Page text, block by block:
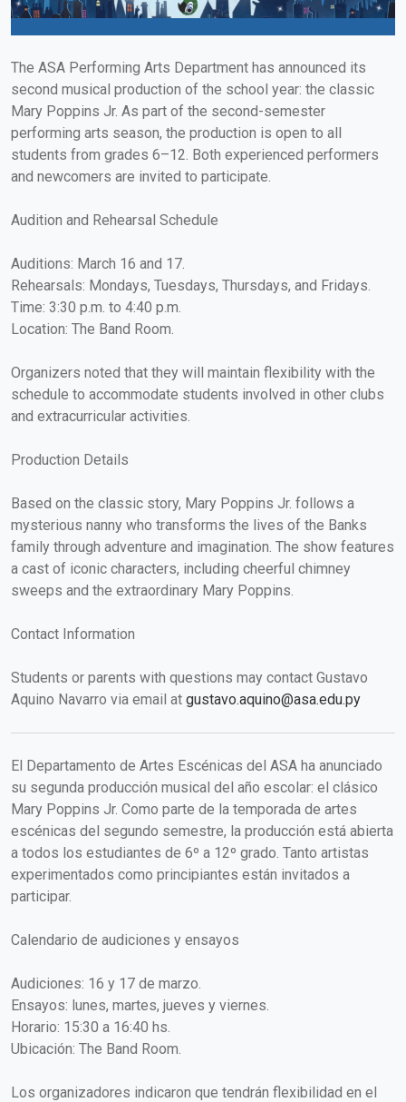
The ASA Performing Arts Department has announced its
second musical production of the school year: the classic
Mary Poppins Jr. As part of the second-semester
performing arts season, the production is open to all
students from grades 6–12. Both experienced performers
and newcomers are invited to participate.
Audition and Rehearsal Schedule
Auditions: March 16 and 17.
Rehearsals: Mondays, Tuesdays, Thursdays, and Fridays.
Time: 3:30 p.m. to 4:40 p.m.
Location: The Band Room.
Organizers noted that they will maintain flexibility with the
schedule to accommodate students involved in other clubs
and extracurricular activities.
Production Details
Based on the classic story, Mary Poppins Jr. follows a
mysterious nanny who transforms the lives of the Banks
family through adventure and imagination. The show features
a cast of iconic characters, including cheerful chimney
sweeps and the extraordinary Mary Poppins.
Contact Information
Students or parents with questions may contact Gustavo
Aquino Navarro via email at gustavo.aquino@asa.edu.py
El Departamento de Artes Escénicas del ASA ha anunciado
su segunda producción musical del año escolar: el clásico
Mary Poppins Jr. Como parte de la temporada de artes
escénicas del segundo semestre, la producción está abierta
a todos los estudiantes de 6º a 12º grado. Tanto artistas
experimentados como principiantes están invitados a
participar.
Calendario de audiciones y ensayos
Audiciones: 16 y 17 de marzo.
Ensayos: lunes, martes, jueves y viernes.
Horario: 15:30 a 16:40 hs.
Ubicación: The Band Room.
Los organizadores indicaron que tendrán flexibilidad en el